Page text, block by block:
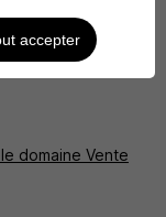
domaine Vente
accepter